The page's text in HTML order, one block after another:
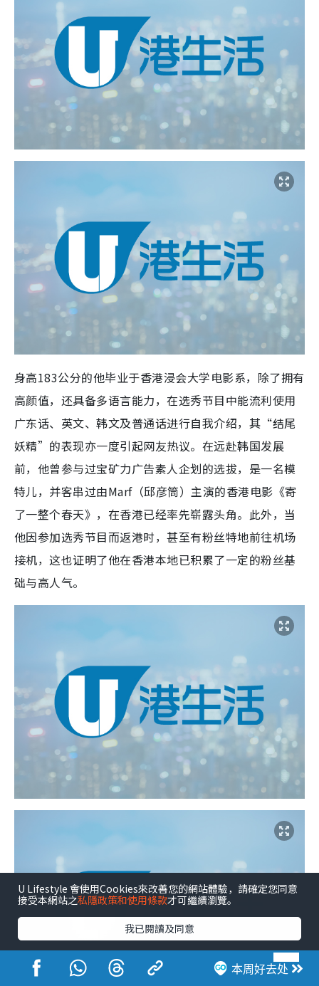
身高183公分的他毕业于香港浸会大学电影系，除了拥有
高颜值，还具备多语言能力，在选秀节目中能流利使用
广东话、英文、韩文及普通话进行自我介绍，其“结尾
妖精”的表现亦一度引起网友热议。在远赴韩国发展
前，他曾参与过宝矿力广告素人企划的选拔，是一名模
特儿，并客串过由Marf（邱彦筒）主演的香港电影《寄
了一整个春天》，在香港已经率先崭露头角。此外，当
他因参加选秀节目而返港时，甚至有粉丝特地前往机场
接机，这也证明了他在香港本地已积累了一定的粉丝基
础与高人气。
本周好去处
U Lifestyle 會使用Cookies來改善您的網站體驗，請確定您同意
接受本網站之私隱政策和使用條款才可繼續瀏覽。
我已閱讀及同意